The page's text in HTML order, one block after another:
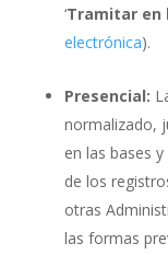
‘Tramitar en
electrónica).
Presencial:
normalizado,
en las bases
de los
otras
las formas